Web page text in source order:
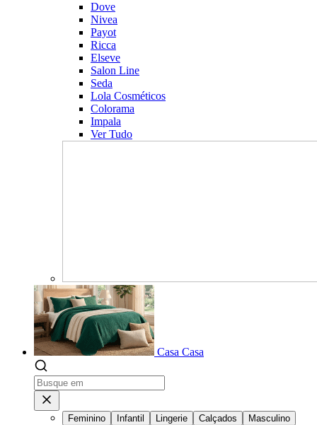
Dove
Nivea
Payot
Ricca
Elseve
Salon Line
Seda
Lola Cosméticos
Colorama
Impala
Ver Tudo
Casa Casa
Feminino Infantil Lingerie Calçados
Masculino